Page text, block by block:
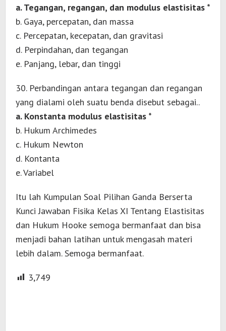
a. Tegangan, regangan, dan modulus elastisitas *
b. Gaya, percepatan, dan massa
c. Percepatan, kecepatan, dan gravitasi
d. Perpindahan, dan tegangan
e. Panjang, lebar, dan tinggi
30. Perbandingan antara tegangan dan regangan
yang dialami oleh suatu benda disebut sebagai..
a. Konstanta modulus elastisitas *
b. Hukum Archimedes
c. Hukum Newton
d. Kontanta
e. Variabel
Itu lah Kumpulan Soal Pilihan Ganda Berserta
Kunci Jawaban Fisika Kelas XI Tentang Elastisitas
dan Hukum Hooke semoga bermanfaat dan bisa
menjadi bahan latihan untuk mengasah materi
lebih dalam. Semoga bermanfaat.
3,749